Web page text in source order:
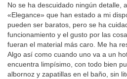
No se ha descuidado ningún detalle,
«Elegance» que han estado a mi
pueden ser baratos, pero se ha
funcionamiento y el gusto por las
fueran el material más caro. Me ha
Algo así como cuando uno va a un
encuentra limpísimo, con todo bien
albornoz y zapatillas en el baño, sin